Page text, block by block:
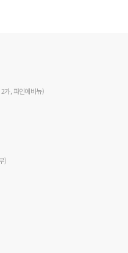
가, 파인에비뉴)
)